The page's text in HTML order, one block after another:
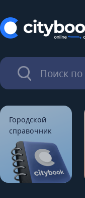
Городской
справочник